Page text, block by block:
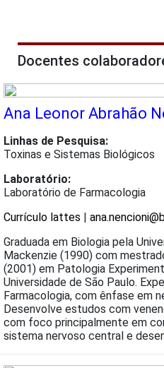
Docentes
Ana Leonor Abrahão
Linhas de Pesquisa:
Toxinas e Sistemas Biológicos
Laboratório:
Laboratório de Farmacologia
Currículo lattes |
Graduada em Biologia pela
Mackenzie (1990) com
(2001) em Patologia
Universidade de São Paulo.
Farmacologia, com ênfase em
Desenvolve estudos com
com foco principalmente em
sistema nervoso central e